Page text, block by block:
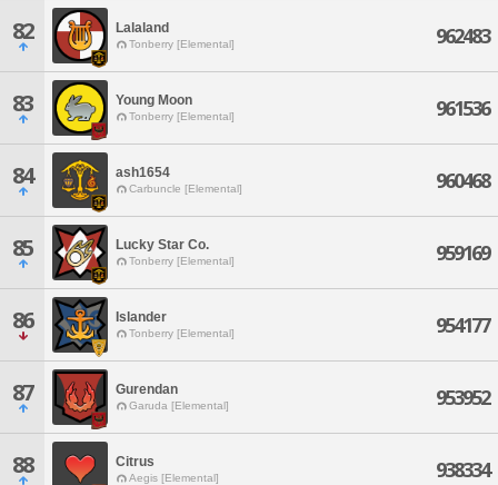
82 Lalaland
Tonberry [Elemental] 962483
83 Young Moon
Tonberry [Elemental] 961536
84 ash1654
Carbuncle [Elemental] 960468
85 Lucky Star Co.
Tonberry [Elemental] 959169
86 Islander
Tonberry [Elemental] 954177
87 Gurendan
Garuda [Elemental] 953952
88 Citrus
Aegis [Elemental] 938334